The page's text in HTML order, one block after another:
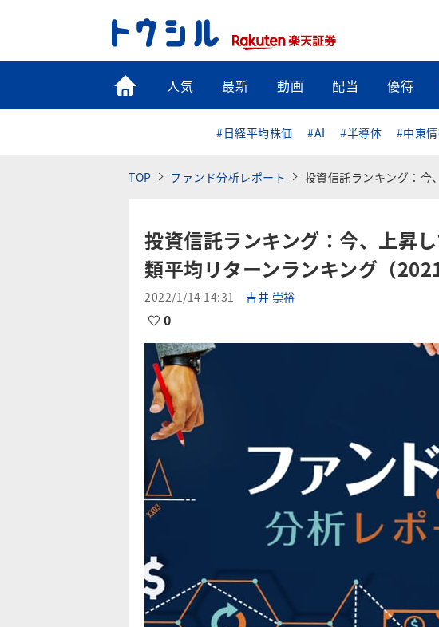
トップ
人気 最新 動画 配当 優待
#日経平均株価 #AI #半導体 #中東
TOP ファンド分析レポート 投資信託ランキング：今、上昇
投資信託ランキング：今、上昇
類平均リターンランキング（
2022/1/14 14:31 吉井 崇裕
0